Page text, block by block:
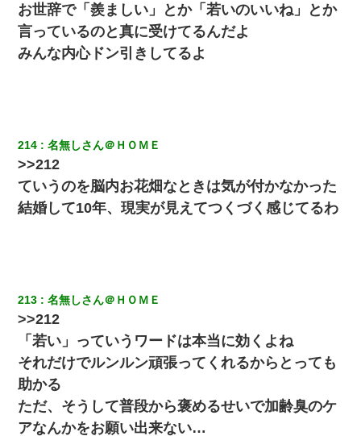
お世辞で「羨ましい」とか「若いのいいね」とか
言っているのと真に受けてるんだよ
みんな内心ドン引きしてるよ
214 名無しさん＠ＨＯＭＥ
>>212
ていうのを脳内お花畑なときは気が付かなかった
結婚して10年、現実が見えてつくづく感じてるわ
213 名無しさん＠ＨＯＭＥ
>>212
「若い」っていうワードは本当に効くよね
それだけでルンルン頑張ってくれるからとっても
助かる
ただ、そうして普段から褒めるせいで加齢臭のケ
アなんかをお願い出来ない…